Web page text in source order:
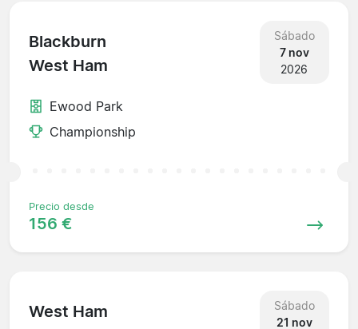
Blackburn
West Ham
Sábado
7 nov
2026
Ewood Park
Championship
Precio desde
156 €
West Ham
Sábado
21 nov